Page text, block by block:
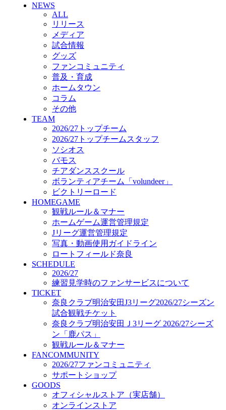
ビクトリーロード
HOMEGAME
観戦ルール＆マナー
ホームゲーム運営管理規定
Jリーグ運営管理規定
写真・動画使用ガイドライン
ロートフィールド奈良
SCHEDULE
2026/27
練習見学時のファンサービスについて
TICKET
奈良クラブ明治安田J3リーグ2026/27シーズン
試合観戦チケット
奈良クラブ明治安田Ｊ3リーグ 2026/27シーズ
ン「鹿パス」
観戦ルール＆マナー
FANCOMMUNITY
2026/27ファンコミュニティ
サポートショップ
GOODS
オフィシャルストア（実店舗）
オンラインストア
ACADEMY
アカデミーについて
プロジェクト
コーチ&スタッフ
ジュニア
ジュニアユース
ユース
練習拠点（ナラディーア）
SCHOOL
CLUB
2026/27 パートナー企業
パートナー募集
クラブ理念
クラブ情報
サステナビリティ
Web制作支援
応援プロジェクト
NEWS
ALL
リリース
メディア
試合情報
グッズ
ファンコミュニティ
普及・育成
ホームタウン
コラム
その他
TEAM
2026/27トップチーム
2026/27トップチームスタッフ
ソシオス
バモス
チアダンススクール
ボランティアチーム「volundeer」
ビクトリーロード
HOMEGAME
観戦ルール＆マナー
ホームゲーム運営管理規定
Jリーグ運営管理規定
写真・動画使用ガイドライン
ロートフィールド奈良
SCHEDULE
2026/27
練習見学時のファンサービスについて
TICKET
奈良クラブ明治安田J3リーグ2026/27シーズン
試合観戦チケット
奈良クラブ明治安田Ｊ3リーグ 2026/27シーズ
ン「鹿パス」
観戦ルール＆マナー
FANCOMMUNITY
2026/27ファンコミュニティ
サポートショップ
GOODS
オフィシャルストア（実店舗）
オンラインストア